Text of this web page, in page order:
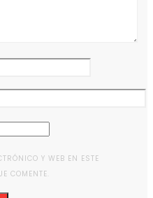
Y WEB EN ESTE
COMENTE.